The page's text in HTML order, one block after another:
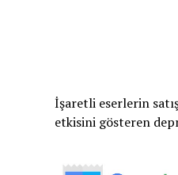
İşaretli eserlerin
etkisini gösteren